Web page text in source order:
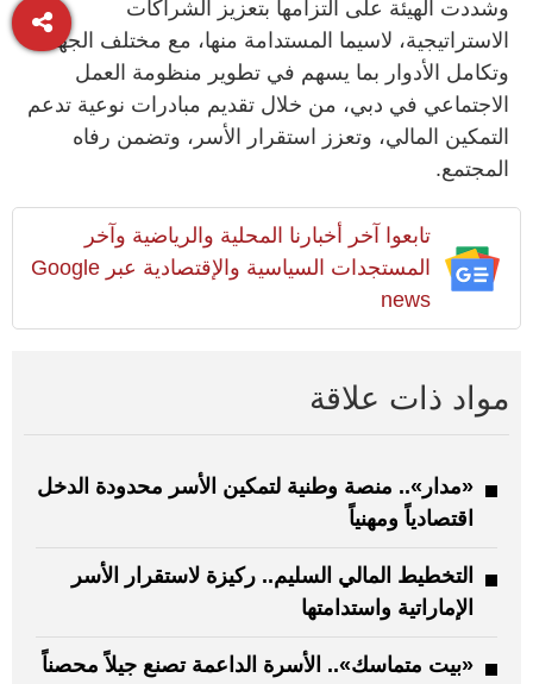
وشددت الهيئة على التزامها بتعزيز الشراكات
الاستراتيجية، لاسيما المستدامة منها، مع مختلف الجهات،
وتكامل الأدوار بما يسهم في تطوير منظومة العمل
الاجتماعي في دبي، من خلال تقديم مبادرات نوعية تدعم
التمكين المالي، وتعزز استقرار الأسر، وتضمن رفاه
المجتمع.
تابعوا آخر أخبارنا المحلية والرياضية وآخر
المستجدات السياسية والإقتصادية عبر Google
news
مواد ذات علاقة
«مدار».. منصة وطنية لتمكين الأسر محدودة الدخل
اقتصادياً ومهنياً
التخطيط المالي السليم.. ركيزة لاستقرار الأسر
الإماراتية واستدامتها
«بيت متماسك».. الأسرة الداعمة تصنع جيلاً محصناً